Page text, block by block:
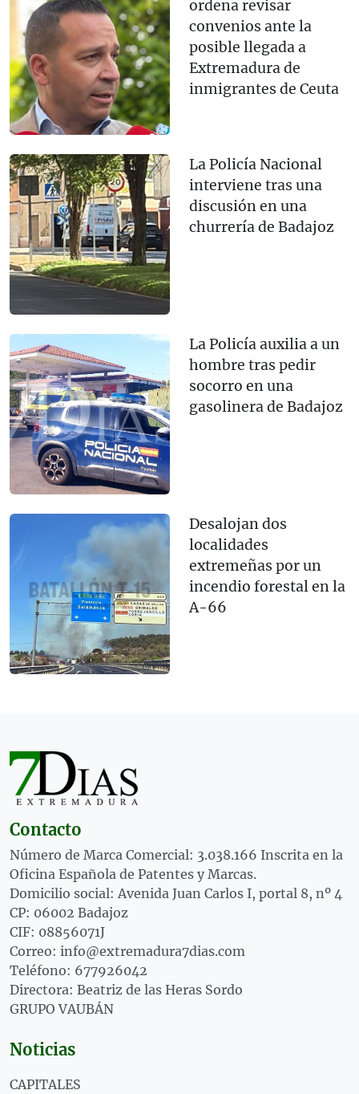
ordena revisar
convenios ante la
posible llegada a
Extremadura de
inmigrantes de Ceuta
La Policía Nacional
interviene tras una
discusión en una
churrería de Badajoz
La Policía auxilia a un
hombre tras pedir
socorro en una
gasolinera de Badajoz
Desalojan dos
localidades
extremeñas por un
incendio forestal en la
A-66
Contacto
Número de Marca Comercial: 3.038.166 Inscrita en la
Oficina Española de Patentes y Marcas.
Domicilio social: Avenida Juan Carlos I, portal 8, nº 4
CP: 06002 Badajoz
CIF: 08856071J
Correo: info@extremadura7dias.com
Teléfono: 677926042
Directora: Beatriz de las Heras Sordo
GRUPO VAUBÁN
Noticias
CAPITALES